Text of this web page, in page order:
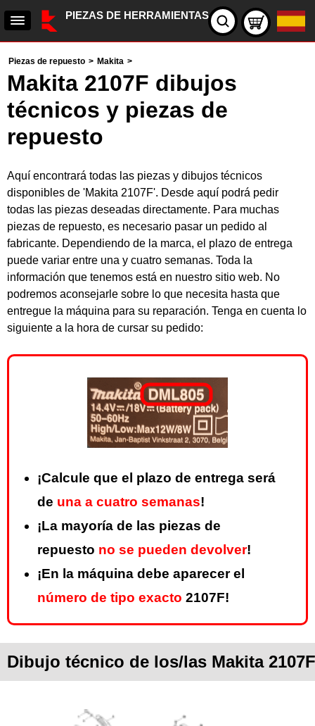
PIEZAS DE HERRAMIENTAS
Piezas de repuesto > Makita >
Makita 2107F dibujos
técnicos y piezas de
repuesto
Aquí encontrará todas las piezas y dibujos técnicos
disponibles de 'Makita 2107F'. Desde aquí podrá pedir
todas las piezas deseadas directamente. Para muchas
piezas de repuesto, es necesario pasar un pedido al
fabricante. Dependiendo de la marca, el plazo de entrega
puede variar entre una y cuatro semanas. Toda la
información que tenemos está en nuestro sitio web. No
podremos aconsejarle sobre lo que necesita hasta que
entregue la máquina para su reparación. Tenga en cuenta lo
siguiente a la hora de cursar su pedido:
¡Calcule que el plazo de entrega será
de una a cuatro semanas!
¡La mayoría de las piezas de
repuesto no se pueden devolver!
¡En la máquina debe aparecer el
número de tipo exacto 2107F!
Dibujo técnico de los/las Makita 2107F